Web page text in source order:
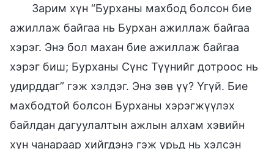
Зарим хүн “Бурханы махбод болсон бие
ажиллаж байгаа нь Бурхан ажиллаж байгаа
хэрэг. Энэ бол махан бие ажиллаж байгаа
хэрэг биш; Бурханы Сүнс Түүнийг дотроос нь
удирддаг” гэж хэлдэг. Энэ зөв үү? Үгүй. Бие
махбодтой болсон Бурханы хэрэгжүүлэх
байлдан дагуулалтын ажлын алхам хэвийн
хүн чанараар хийгдэнэ гэж урьд нь хэлсэн